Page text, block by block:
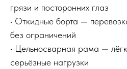
грязи и посторонних глаз
• Откидные борта —
без ограничений
• Цельносварная рама —
серьёзные нагрузки